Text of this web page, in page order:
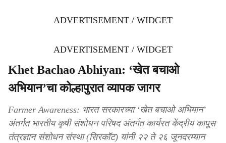
ADVERTISEMENT / WIDGET
ADVERTISEMENT / WIDGET
Khet Bachao Abhiyan: ‘खेत बचाओ
अभियान’चा कोल्हापुरात व्यापक जागर
Farmer Awareness: भारत सरकारच्या ‘खेत बचाओ अभियान’
अंतर्गत भारतीय कृषी संशोधन परिषद अंतर्गत कार्यरत केंद्रीय कापूस
तंत्रज्ञान संशोधन संस्था (सिरकॉट) यांनी २२ ते २६ जूनदरम्यान